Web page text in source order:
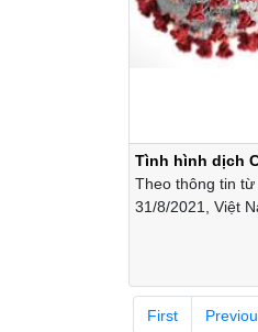
Tình hình dịch
Theo thông tin
31/8/2021, Việt
nhiễm virus
First